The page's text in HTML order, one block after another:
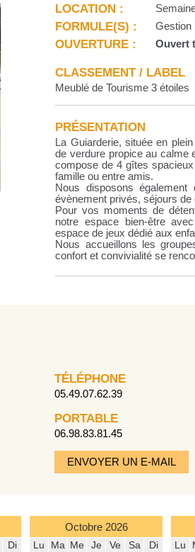
LOCATION :
FORMULE(S) : Gestion
OUVERTURE : Ouvert
CLASSEMENT / LABEL
Meublé de Tourisme 3 étoiles
PRÉSENTATION
La Guiarderie, située en
de verdure propice au calme
compose de 4 gîtes
famille ou entre amis.
Nous disposons
évènement privés, séjours
Pour vos moments de
notre espace bien-être
espace de jeux dédié aux
Nous accueillons les
confort et convivialité se
TÉLÉPHONE
05.49.07.62.39
PORTABLE
06.98.83.81.45
ENVOYER UN E-MAIL
Di
Octobre 2026
Lu Ma Me Je Ve Sa Di Lu